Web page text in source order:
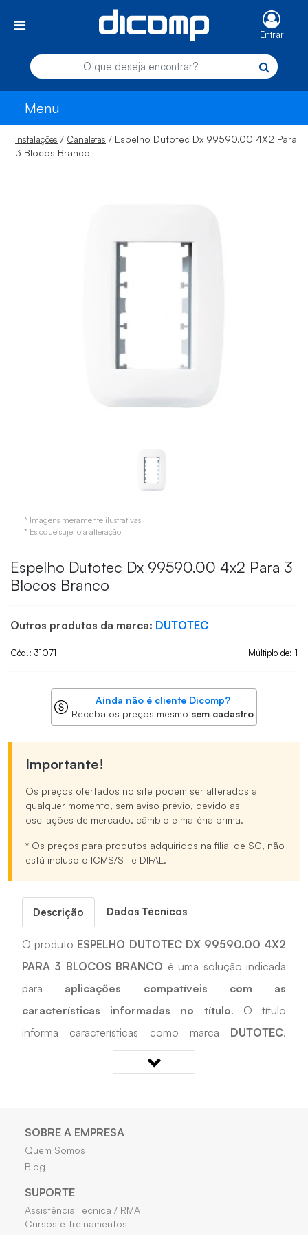
Entrar
Menu
Instalações / Canaletas / Espelho Dutotec Dx 99590.00 4X2 Para
3 Blocos Branco
* Imagens meramente ilustrativas
* Estoque sujeito a alteração
Espelho Dutotec Dx 99590.00 4x2 Para 3
Blocos Branco
Outros produtos da marca: DUTOTEC
Cód.: 31071 Múltiplo de: 1
Ainda não é cliente Dicomp?
Receba os preços mesmo sem cadastro
Importante!
Os preços ofertados no site podem ser alterados a
qualquer momento, sem aviso prévio, devido as
oscilações de mercado, câmbio e matéria prima.
* Os preços para produtos adquiridos na filial de SC, não
está incluso o ICMS/ST e DIFAL.
Descrição Dados Técnicos
O produto ESPELHO DUTOTEC DX 99590.00 4X2
PARA 3 BLOCOS BRANCO é uma solução indicada
para aplicações compatíveis com as
características informadas no título. O título
informa características como marca DUTOTEC,
, medidas4X2. Desenvolvido para apoiar
instalações compatíveis, manutenção e reposição
Quais os benefícios do ESPELHO DUTOTEC DX
99590.00 4X2 PARA 3 BLOCOS BRANCO?
SOBRE A EMPRESA
Quem Somos
Blog
SUPORTE
Assistência Técnica / RMA
Cursos e Treinamentos